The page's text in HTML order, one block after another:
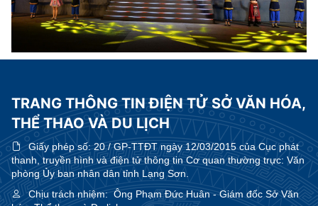
TRANG THÔNG TIN ĐIỆN TỬ SỞ VĂN HÓA,
THỂ THAO VÀ DU LỊCH
Giấy phép số:20 / GP-TTĐT ngày 12/03/2015 của Cục phát
thanh, truyền hình và điện tử thông tin Cơ quan thường trực: Văn
phòng Ủy ban nhân dân tỉnh Lạng Sơn.
Chịu trách nhiệm:Ông Phạm Đức Huân - Giám đốc Sở Văn